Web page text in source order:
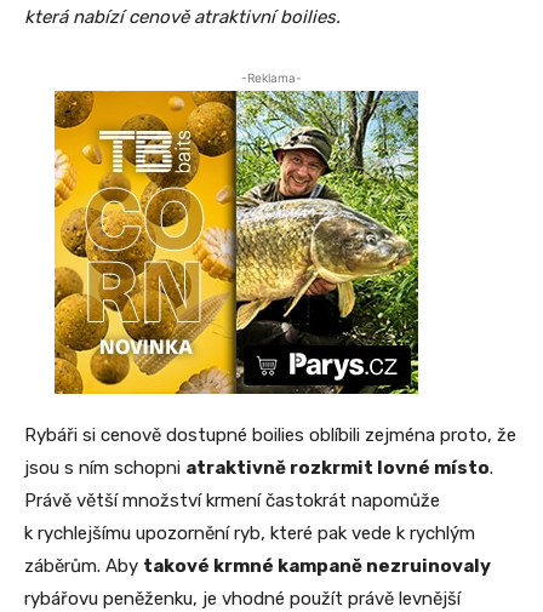
která nabízí cenově atraktivní boilies.
-Reklama-
Rybáři si cenově dostupné boilies oblíbili zejména proto, že
jsou s ním schopni atraktivně rozkrmit lovné místo.
Právě větší množství krmení častokrát napomůže
k rychlejšímu upozornění ryb, které pak vede k rychlým
záběrům. Aby takové krmné kampaně nezruinovaly
rybářovu peněženku, je vhodné použít právě levnější